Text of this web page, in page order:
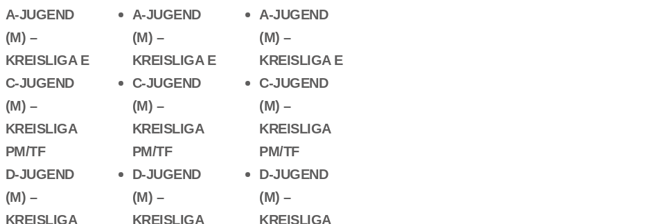
A-JUGEND
(M) –
KREISLIGA E
C-JUGEND
(M) –
KREISLIGA
PM/TF
D-JUGEND
(M) –
KREISLIGA
A-JUGEND
(M) –
KREISLIGA E
C-JUGEND
(M) –
KREISLIGA
PM/TF
D-JUGEND
(M) –
KREISLIGA
A-JUGEND
(M) –
KREISLIGA E
C-JUGEND
(M) –
KREISLIGA
PM/TF
D-JUGEND
(M) –
KREISLIGA